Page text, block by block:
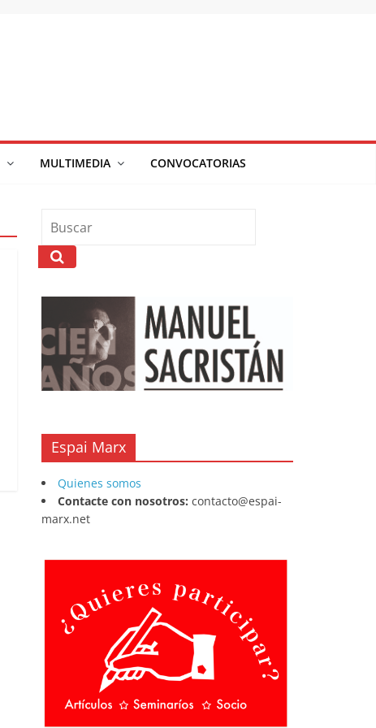
MULTIMEDIA CONVOCATORIAS
Espai Marx
Quienes somos
Contacte con nosotros: contacto@espai-
marx.net